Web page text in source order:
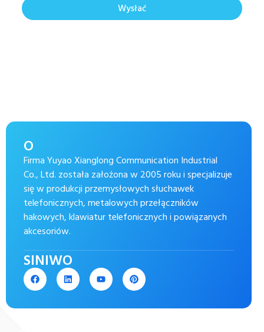
Wysłać
O
Firma Yuyao Xianglong Communication Industrial
Co., Ltd. została założona w 2005 roku i specjalizuje
się w produkcji przemysłowych słuchawek
telefonicznych, metalowych przełączników
hakowych, klawiatur telefonicznych i powiązanych
akcesoriów.
SINIWO